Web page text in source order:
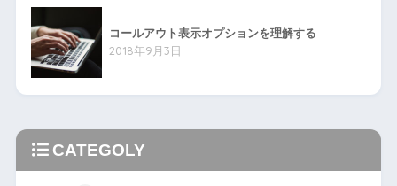
コールアウト表示オプションを理解する
2018年9月3日
CATEGOLY